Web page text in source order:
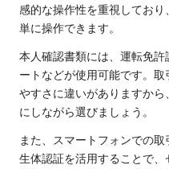
感的な操作性を重視してお
単に操作できます。
本人確認書類には、運転免
ートなどが使用可能です。
やすさに違いがありますか
にしながら選びましょう。
また、スマートフォンでの
生体認証を活用することで